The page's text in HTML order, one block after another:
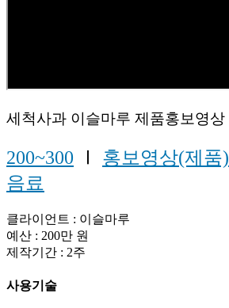
세척사과 이슬마루 제품홍보영상
200~300 Ⅰ 홍보영상(제품)
음료
클라이언트 : 이슬마루
예산 : 200만 원
제작기간 : 2주
사용기술